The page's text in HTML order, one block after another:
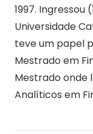
1997.
Universidade
teve um papel
Mestrado em
Mestrado onde
Analíticos em